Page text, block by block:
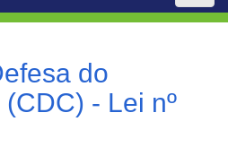
do
- Lei nº